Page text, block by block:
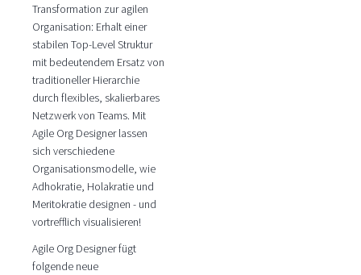
Transformation zur agilen
Organisation: Erhalt einer
stabilen Top-Level Struktur
mit bedeutendem Ersatz von
traditioneller Hierarchie
durch flexibles, skalierbares
Netzwerk von Teams. Mit
Agile Org Designer lassen
sich verschiedene
Organisationsmodelle, wie
Adhokratie, Holakratie und
Meritokratie designen - und
vortrefflich visualisieren!
Agile Org Designer fügt
folgende neue